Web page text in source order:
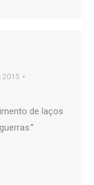
2015
de laços